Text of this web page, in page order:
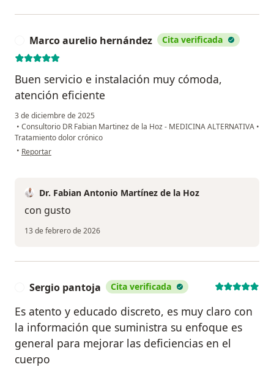
Marco aurelio hernández Cita verificada
Buen servicio e instalación muy cómoda,
atención eficiente
3 de diciembre de 2025
• Consultorio DR Fabian Martinez de la Hoz - MEDICINA ALTERNATIVA •
Tratamiento dolor crónico
• en opinión del usuario Marco aurelio hernández
Reportar
Dr. Fabian Antonio Martínez de la Hoz
con gusto
13 de febrero de 2026
Sergio pantoja Cita verificada
Es atento y educado discreto, es muy claro con
la información que suministra su enfoque es
general para mejorar las deficiencias en el
cuerpo